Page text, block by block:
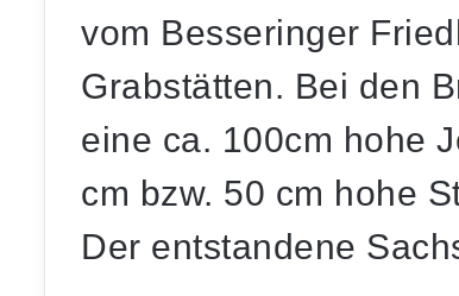
vom Besseringer
Grabstätten. Bei den
eine ca. 100cm hohe
cm bzw. 50 cm hohe
Der entstandene